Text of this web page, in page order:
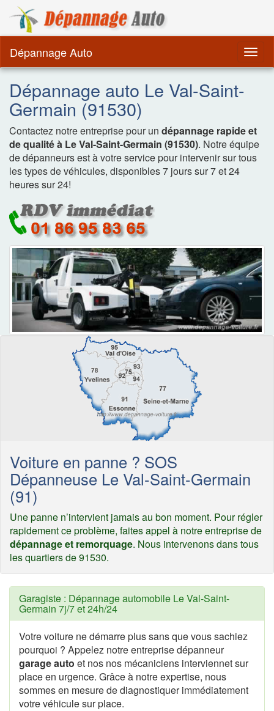
Dépannage Auto
Dépannage auto Le Val-Saint-
Germain (91530)
Contactez notre entreprise pour un dépannage rapide et
de qualité à Le Val-Saint-Germain (91530). Notre équipe
de dépanneurs est à votre service pour intervenir sur tous
les types de véhicules, disponibles 7 jours sur 7 et 24
heures sur 24!
Voiture en panne ? SOS
Dépanneuse Le Val-Saint-Germain
(91)
Une panne n’intervient jamais au bon moment. Pour régler
rapidement ce problème, faites appel à notre entreprise de
dépannage et remorquage. Nous intervenons dans tous
les quartiers de 91530.
Garagiste : Dépannage automobile Le Val-Saint-
Germain 7j/7 et 24h/24
Votre voiture ne démarre plus sans que vous sachiez
pourquoi ? Appelez notre entreprise dépanneur
garage auto et nos nos mécaniciens interviennet sur
place en urgence. Grâce à notre expertise, nous
sommes en mesure de diagnostiquer immédiatement
votre véhicule sur place.